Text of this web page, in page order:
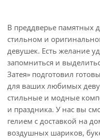
В преддверье памятных
стильном и
девушек. Есть желание
запомниться и
Затея» подготовил
для ваших любимых
стильные и модные
и праздника. У нас вы
гелием с доставкой на
воздушных шариков,